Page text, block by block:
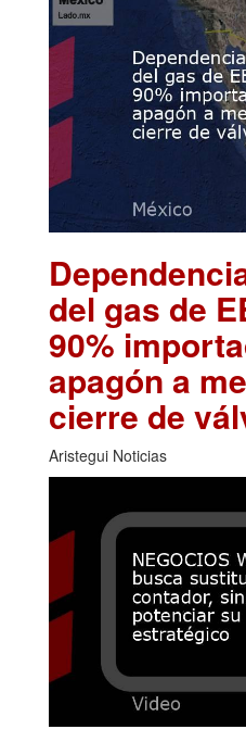
del gas de
90%
apagón a
cierre de
Aristegui Noticias